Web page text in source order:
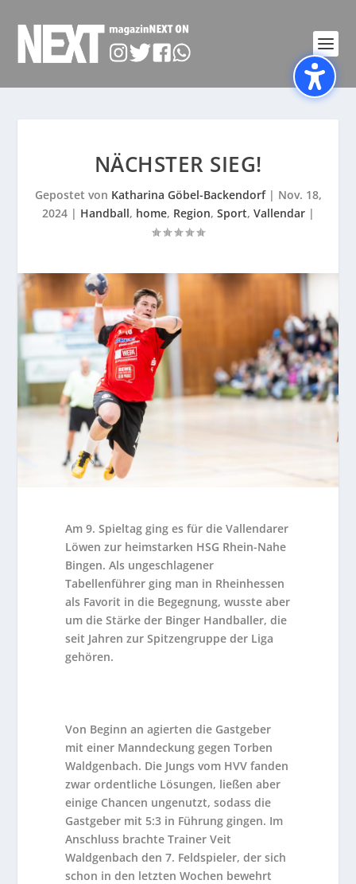
NÄCHSTER SIEG!
Gepostet von Katharina Göbel-Backendorf| Nov. 18,
2024| Handball, home, Region, Sport, Vallendar|
Am 9. Spieltag ging es für die Vallendarer
Löwen zur heimstarken HSG Rhein-Nahe
Bingen. Als ungeschlagener
Tabellenführer ging man in Rheinhessen
als Favorit in die Begegnung, wusste aber
um die Stärke der Binger Handballer, die
seit Jahren zur Spitzengruppe der Liga
gehören.
Von Beginn an agierten die Gastgeber
mit einer Manndeckung gegen Torben
Waldgenbach. Die Jungs vom HVV fanden
zwar ordentliche Lösungen, ließen aber
einige Chancen ungenutzt, sodass die
Gastgeber mit 5:3 in Führung gingen. Im
Anschluss brachte Trainer Veit
Waldgenbach den 7. Feldspieler, der sich
schon in den letzten Wochen bewehrt